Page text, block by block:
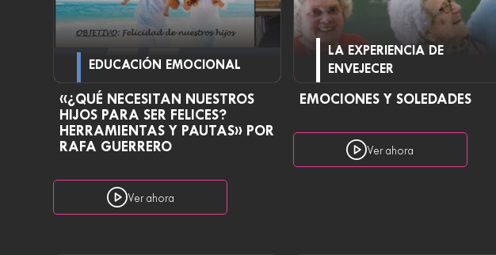
EDUCACIÓN EMOCIONAL
«¿QUÉ NECESITAN NUESTROS
HIJOS PARA SER FELICES?
HERRAMIENTAS Y PAUTAS» POR
RAFA GUERRERO
Ver ahora
LA EXPERIENCIA DE
ENVEJECER
EMOCIONES Y SOLEDADES
Ver ahora